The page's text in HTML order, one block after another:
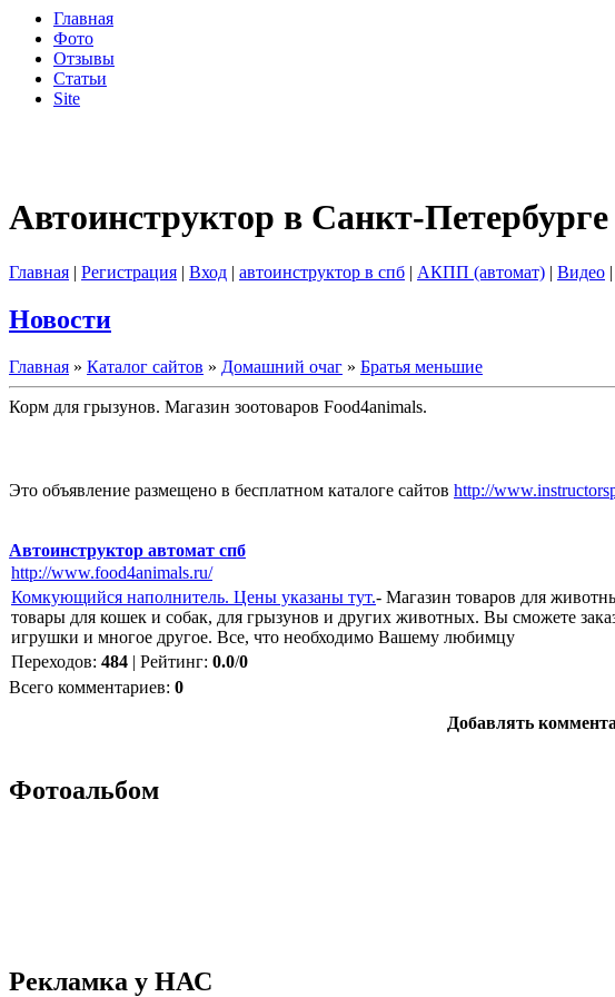
Главная
Фото
Отзывы
Статьи
Site
Автоинструктор в Санкт-
Главная | Регистрация | Вход | автоинструктор в спб | АКПП (автомат) | Видео |
Новости
Главная » Каталог сайтов » Домашний очаг » Братья меньшие
Корм для грызунов. Магазин зоотоваров Food4animals.
Это объявление размещено в бесплатном каталоге сайтов http://
Автоинструктор автомат спб
http://www.food4animals.ru/
Комкующийся наполнитель. Цены указаны тут.- Магазин товаров для
товары для кошек и собак, для грызунов и других животных. Вы сможете
игрушки и многое другое. Все, что необходимо Вашему любимцу
Переходов: 484 | Рейтинг: 0.0/0
Всего комментариев: 0
Добавлять
Фотоальбом
Рекламка у НАС